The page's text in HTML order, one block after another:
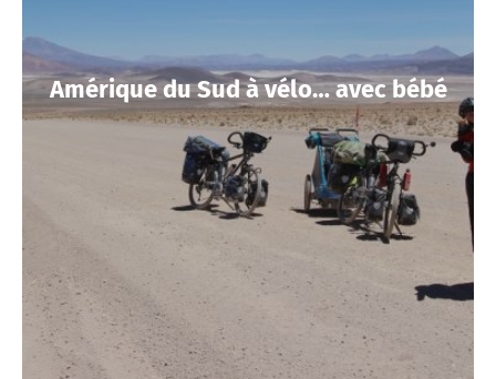
Amérique du Sud à vélo… avec bébé